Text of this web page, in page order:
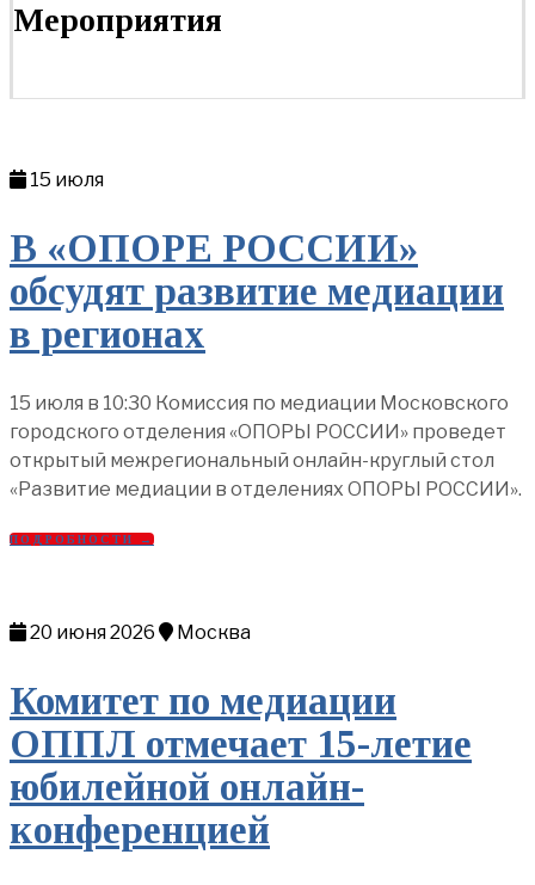
Мероприятия
15 июля
В «ОПОРЕ РОССИИ»
обсудят развитие медиации
в регионах
15 июля в 10:30 Комиссия по медиации Московского
городского отделения «ОПОРЫ РОССИИ» проведет
открытый межрегиональный онлайн-круглый стол
«Развитие медиации в отделениях ОПОРЫ РОССИИ».
ПОДРОБНОСТИ →
20 июня 2026 Москва
Комитет по медиации
ОППЛ отмечает 15-летие
юбилейной онлайн-
конференцией